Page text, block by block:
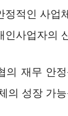
정적인 사업
인사업자의
의 재무 안
의 성장 가